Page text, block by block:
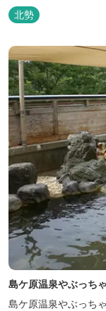
北勢
島ケ原温泉やぶっちゃ
島ケ原温泉やぶっち